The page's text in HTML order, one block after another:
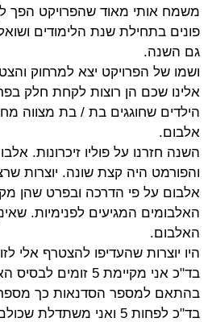
משמח אותי מאוד שהפרויקט הפך
פונים בתחילת שנת הלימודים
גם השנה.
ושמו של הפרויקט יצא למרחוק
אלינו שכם הן רוצות לקחת חלק
הילדים שחוגגים בת / בת מצווה
אלבום.
השנה חזרנו על פוליו זיכרונות.
והפורמט היה קצת שונה. יוצרות
אלבום על פי הדרכה ובפרט שהן
האלבומים המגיעים לפנימיות.
האלבום.
היו יוצרות שהעדיפו להצטרף אלי
בד"כ אני מקיימת 5 זומים לבסיס האלבום ועוד 3 -2 לדיגום.
בהתאם למספר הסדנאות כך
בד"כ לפחות 5 ואני